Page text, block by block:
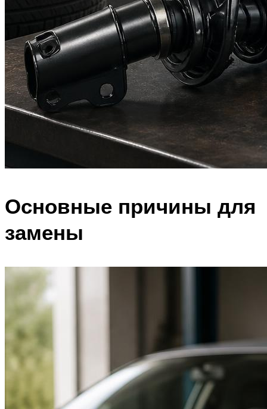
Основные причины для
замены